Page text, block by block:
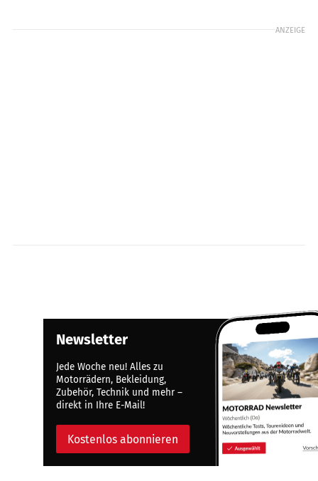
ANZEIGE
Newsletter
Jede Woche neu! Alles zu
Motorrädern, Bekleidung,
Zubehör, Technik und mehr –
direkt in Ihre E-Mail!
Kostenlos abonnieren